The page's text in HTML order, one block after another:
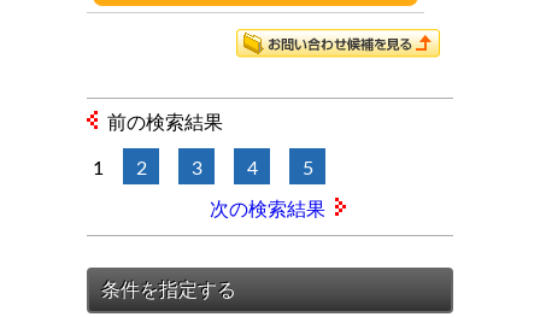
前の検索結果
1 2 3 4 5
次の検索結果